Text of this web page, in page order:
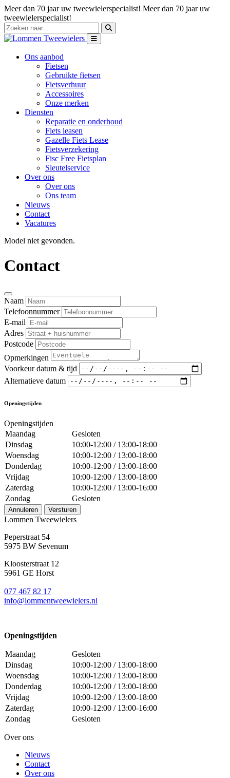
Meer dan 70 jaar uw tweewielerspecialist! Meer dan 70 jaar uw
tweewielerspecialist!
Ons aanbod
Fietsen
Gebruikte fietsen
Fietsverhuur
Accessoires
Onze merken
Diensten
Reparatie en onderhoud
Fiets leasen
Gazelle Fiets Lease
Fietsverzekering
Fisc Free Fietsplan
Sleutelservice
Over ons
Over ons
Ons team
Nieuws
Contact
Vacatures
Model niet gevonden.
Contact
Naam
Telefoonnummer
E-mail
Adres
Postcode
Opmerkingen
Voorkeur datum & tijd
Alternatieve datum
Openingstijden
Openingstijden
Maandag
Gesloten
Dinsdag
10:00-12:00 / 13:00-18:00
Woensdag
10:00-12:00 / 13:00-18:00
Donderdag
10:00-12:00 / 13:00-18:00
Vrijdag
10:00-12:00 / 13:00-18:00
Zaterdag
10:00-12:00 / 13:00-16:00
Zondag
Gesloten
Annuleren Versturen
Lommen Tweewielers
Peperstraat 54
5975 BW Sevenum
Kloosterstraat 12
5961 GE Horst
077 467 82 17
info@lommentweewielers.nl
Openingstijden
Maandag
Gesloten
Dinsdag
10:00-12:00 / 13:00-18:00
Woensdag
10:00-12:00 / 13:00-18:00
Donderdag
10:00-12:00 / 13:00-18:00
Vrijdag
10:00-12:00 / 13:00-18:00
Zaterdag
10:00-12:00 / 13:00-16:00
Zondag
Gesloten
Over ons
Nieuws
Contact
Over ons